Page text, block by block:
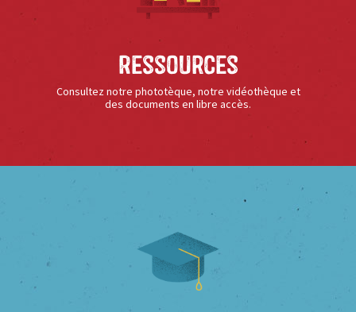
Ressources
Consultez notre phototèque, notre vidéothèque et
des documents en libre accès.